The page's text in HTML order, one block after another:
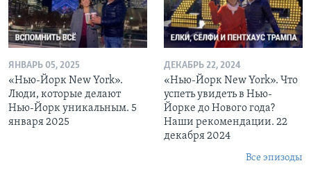
ЯНВАРЬ 05, 2025
«Нью-Йорк New York».
Люди, которые делают
Нью-Йорк уникальным. 5
января 2025
ДЕКАБРЬ 22, 2024
«Нью-Йорк New York». Что
успеть увидеть в Нью-
Йорке до Нового года?
Наши рекомендации. 22
декабря 2024
Все эпизоды